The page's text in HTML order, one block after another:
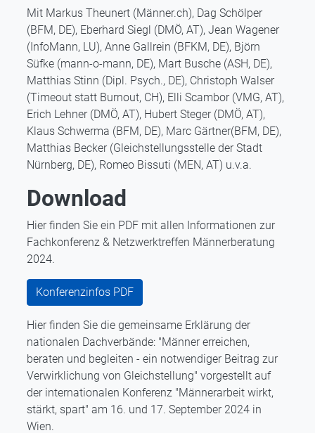
Mit Markus Theunert (Männer.ch), Dag Schölper
(BFM, DE), Eberhard Siegl (DMÖ, AT), Jean Wagener
(InfoMann, LU), Anne Gallrein (BFKM, DE), Björn
Süfke (mann-o-mann, DE), Mart Busche (ASH, DE),
Matthias Stinn (Dipl. Psych., DE), Christoph Walser
(Timeout statt Burnout, CH), Elli Scambor (VMG, AT),
Erich Lehner (DMÖ, AT), Hubert Steger (DMÖ, AT),
Klaus Schwerma (BFM, DE), Marc Gärtner(BFM, DE),
Matthias Becker (Gleichstellungsstelle der Stadt
Nürnberg, DE), Romeo Bissuti (MEN, AT) u.v.a.
Download
Hier finden Sie ein PDF mit allen Informationen zur
Fachkonferenz & Netzwerktreffen Männerberatung
2024.
Konferenzinfos PDF
Hier finden Sie die gemeinsame Erklärung der
nationalen Dachverbände: "Männer erreichen,
beraten und begleiten - ein notwendiger Beitrag zur
Verwirklichung von Gleichstellung" vorgestellt auf
der internationalen Konferenz "Männerarbeit wirkt,
stärkt, spart" am 16. und 17. September 2024 in
Wien.